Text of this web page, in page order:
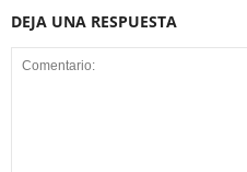
DEJA UNA RESPUESTA